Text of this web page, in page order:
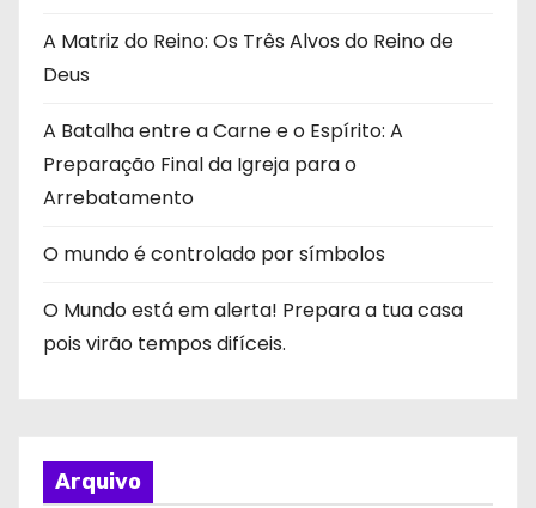
A Matriz do Reino: Os Três Alvos do Reino de
Deus
A Batalha entre a Carne e o Espírito: A
Preparação Final da Igreja para o
Arrebatamento
O mundo é controlado por símbolos
O Mundo está em alerta! Prepara a tua casa
pois virão tempos difíceis.
Arquivo